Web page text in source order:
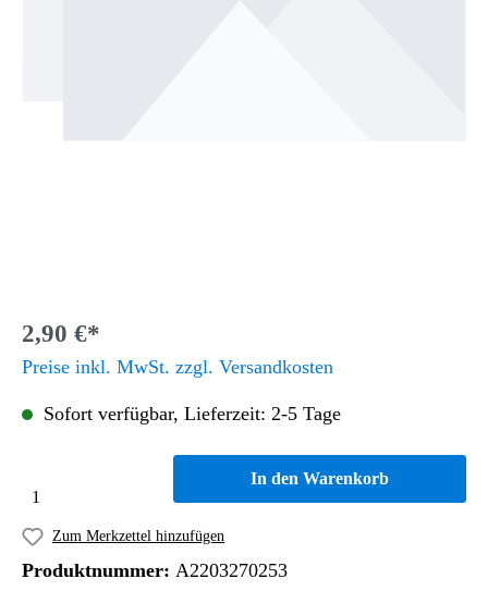
2,90 €*
Preise inkl. MwSt. zzgl. Versandkosten
Sofort verfügbar, Lieferzeit: 2-5 Tage
In den Warenkorb
Zum Merkzettel hinzufügen
Produktnummer: A2203270253